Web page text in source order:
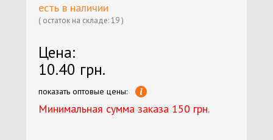
есть в наличии
( остаток на складе: 19 )
Цена:
10.40 грн.
показать оптовые цены:
Минимальная сумма заказа 150 грн.